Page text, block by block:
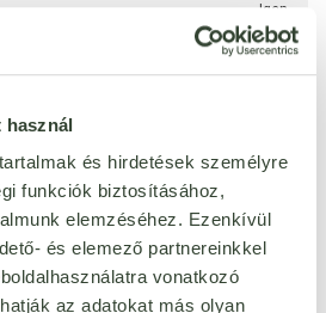
használ
és hirdetések személyre
funkciók biztosításához,
elemzéséhez. Ezenkívül
és elemező partnereinkkel
vonatkozó
az adatokat más olyan
Igen
Igen
nem értékelte. Legyél Te az